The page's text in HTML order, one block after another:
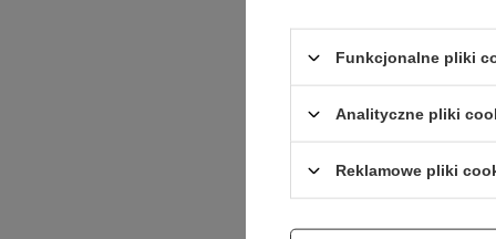
Funkcjonalne pliki
Analityczne pliki
Reklamowe pliki